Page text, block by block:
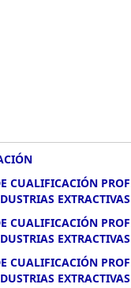
CUALIFICACIÓN
CUALIFICACIÓN
CUALIFICACIÓN